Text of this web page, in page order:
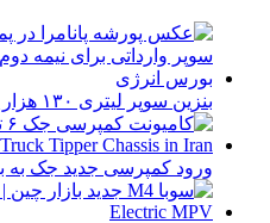
بنزین سوپر لیتری ۱۳۰ هزار تومان شد!
ورود کمپرسی جدید جک به